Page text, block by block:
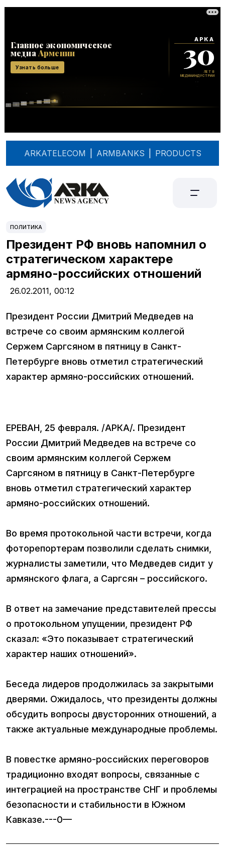
ARKATELECOM ARMBANKS PRODUCTS
ПОЛИТИКА
Президент РФ вновь напомнил о
стратегическом характере
армяно-российских отношений
26.02.2011, 00:12
Президент России Дмитрий Медведев на
встрече со своим армянским коллегой
Сержем Саргсяном в пятницу в Санкт-
Петербурге вновь отметил стратегический
характер армяно-российских отношений.
ЕРЕВАН, 25 февраля. /АРКА/. Президент
России Дмитрий Медведев на встрече со
своим армянским коллегой Сержем
Саргсяном в пятницу в Санкт-Петербурге
вновь отметил стратегический характер
армяно-российских отношений.
Во время протокольной части встречи, когда
фоторепортерам позволили сделать снимки,
журналисты заметили, что Медведев сидит у
армянского флага, а Саргсян – российского.
В ответ на замечание представителей прессы
о протокольном упущении, президент РФ
сказал: «Это показывает стратегический
характер наших отношений».
Беседа лидеров продолжилась за закрытыми
дверями. Ожидалось, что президенты должны
обсудить вопросы двусторонних отношений, а
также актуальные международные проблемы.
В повестке армяно-российских переговоров
традиционно входят вопросы, связанные с
интеграцией на пространстве СНГ и проблемы
безопасности и стабильности в Южном
Кавказе.---0—